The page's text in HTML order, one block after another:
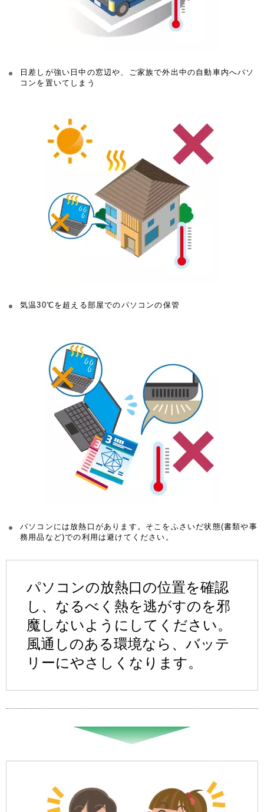
日差しが強い日中の窓辺や、ご家族で外出中の自動車内へパソ
コンを置いてしまう
気温30℃を超える部屋でのパソコンの保管
パソコンには放熱口があります。そこをふさいだ状態(書類や事
務用品など)での利用は避けてください。
パソコンの放熱口の位置を確認
し、なるべく熱を逃がすのを邪
魔しないようにしてください。
風通しのある環境なら、バッテ
リーにやさしくなります。